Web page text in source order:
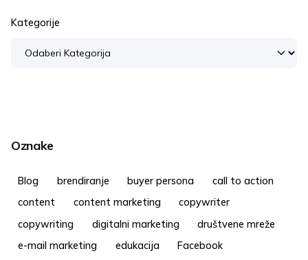
Kategorije
Oznake
Blog brendiranje buyer persona
call to action
content
content marketing
copywriter
copywriting
digitalni marketing
društvene mreže
e-mail marketing
edukacija
Facebook